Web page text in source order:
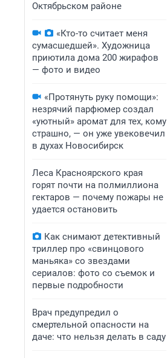
Октябрьском районе
«Кто-то считает меня
сумасшедшей». Художница
приютила дома 200 жирафов
— фото и видео
«Протянуть руку помощи»:
незрячий парфюмер создал
«уютный» аромат для тех, кому
страшно, — он уже увековечил
в духах Новосибирск
Леса Красноярского края
горят почти на полмиллиона
гектаров — почему пожары не
удается остановить
Как снимают детективный
триллер про «свинцового
маньяка» со звездами
сериалов: фото со съемок и
первые подробности
Врач предупредил о
смертельной опасности на
даче: что нельзя делать в саду